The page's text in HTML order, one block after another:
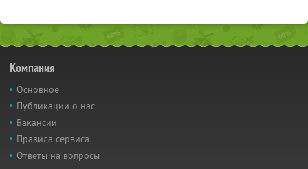
Компания
Основное
Публикации о нас
Вакансии
Правила сервиса
Ответы на вопросы